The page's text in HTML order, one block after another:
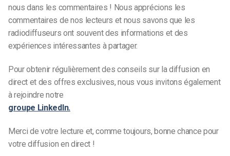
nous dans les commentaires ! Nous apprécions les
commentaires de nos lecteurs et nous savons que les
radiodiffuseurs ont souvent des informations et des
expériences intéressantes à partager.
Pour obtenir régulièrement des conseils sur la diffusion en
direct et des offres exclusives, nous vous invitons également
à rejoindre notre
groupe LinkedIn.
Merci de votre lecture et, comme toujours, bonne chance pour
votre diffusion en direct !